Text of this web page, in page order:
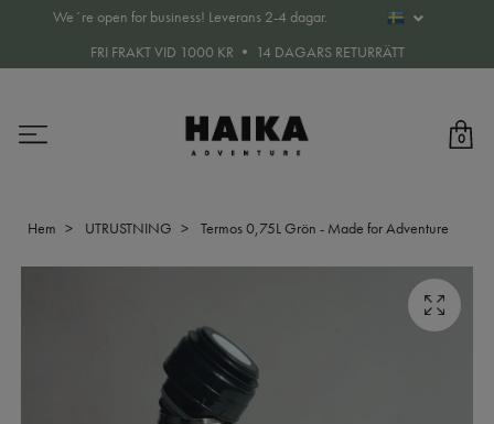
We´re open for business! Leverans 2-4 dagar.
FRI FRAKT VID 1000 KR • 14 DAGARS RETURRÄTT
0
Hem UTRUSTNING Termos 0,75L Grön - Made for Adventure